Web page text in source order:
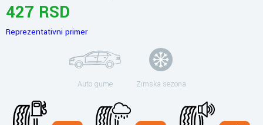
427 RSD
Reprezentativni primer
Auto gume Zimska sezona